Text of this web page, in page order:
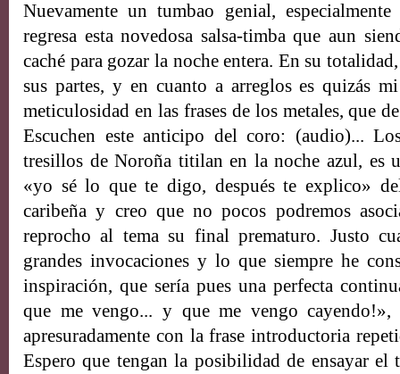
Nuevamente un tumbao genial,
regresa esta novedosa salsa-timba que aun
caché para gozar la noche entera. En su
sus partes, y en cuanto a arreglos es quizás
meticulosidad en las frases de los metales, que
Escuchen este anticipo del coro: (audio)...
tresillos de Noroña titilan en la noche azul, es
«yo sé lo que te digo, después te explico»
caribeña y creo que no pocos podremos
reprocho al tema su final prematuro. Justo
grandes invocaciones y lo que siempre he
inspiración, que sería pues una perfecta
que me vengo... y que me vengo
apresuradamente con la frase introductoria
Espero que tengan la posibilidad de ensayar